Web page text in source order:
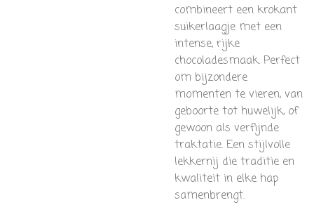
combineert een krokant
suikerlaagje met een
intense, rijke
chocoladesmaak. Perfect
om bijzondere
momenten te vieren, van
geboorte tot huwelijk, of
gewoon als verfijnde
traktatie. Een stijlvolle
lekkernij die traditie en
kwaliteit in elke hap
samenbrengt.